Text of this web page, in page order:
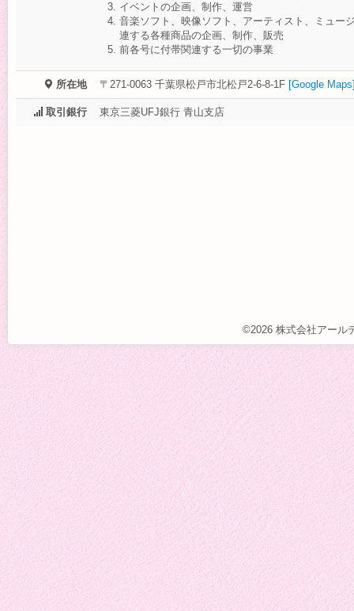
イベントの企画、制作、運営
音楽ソフト、映像ソフト、アーティスト、ミュー
連する各種商品の企画、制作、販売
前各号に付帯関連する一切の事業
所在地 〒271-0063 千葉県松戸市北松戸2-6-8-1F [Google
取引銀行 東京三菱UFJ銀行 青山支店
©2026 株式会社アール